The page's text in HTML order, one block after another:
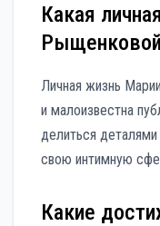
Какая
Личная жизнь
и малоизвестна
делиться
свою интимную
Какие